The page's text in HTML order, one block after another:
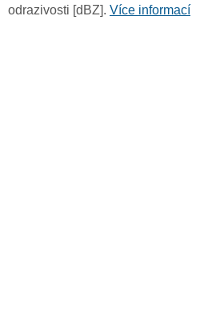
odrazivosti [dBZ]. Více informací